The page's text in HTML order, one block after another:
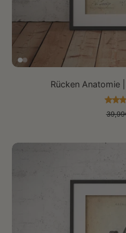
Rücken Anatomie